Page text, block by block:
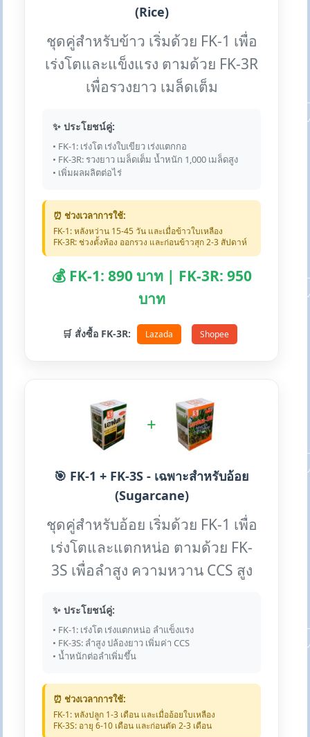
(Rice)
ชุดคู่สำหรับข้าว เริ่มด้วย FK-1 เพื่อ
เร่งโตและแข็งแรง ตามด้วย FK-3R
เพื่อรวงยาว เมล็ดเต็ม
✨ ประโยชน์คู่:
• FK-1: เร่งโต เร่งใบเขียว เร่งแตกกอ
• FK-3R: รวงยาว เมล็ดเต็ม น้ำหนัก 1,000 เมล็ดสูง
• เพิ่มผลผลิตต่อไร่
⏰ ช่วงเวลาการใช้:
FK-1: หลังหว่าน 15-45 วัน และเมื่อข้าวใบเหลือง
FK-3R: ช่วงตั้งท้อง ออกรวง และก่อนข้าวสุก 2-3 สัปดาห์
💰 FK-1: 890 บาท | FK-3R: 950
บาท
🛒 สั่งซื้อ FK-3R: Lazada Shopee
+
🎯 FK-1 + FK-3S - เฉพาะสำหรับอ้อย
(Sugarcane)
ชุดคู่สำหรับอ้อย เริ่มด้วย FK-1 เพื่อ
เร่งโตและแตกหน่อ ตามด้วย FK-
3S เพื่อลำสูง ความหวาน CCS สูง
✨ ประโยชน์คู่:
• FK-1: เร่งโต เร่งแตกหน่อ ลำแข็งแรง
• FK-3S: ลำสูง ปล้องยาว เพิ่มค่า CCS
• น้ำหนักต่อลำเพิ่มขึ้น
⏰ ช่วงเวลาการใช้:
FK-1: หลังปลูก 1-3 เดือน และเมื่ออ้อยใบเหลือง
FK-3S: อายุ 6-10 เดือน และก่อนตัด 2-3 เดือน